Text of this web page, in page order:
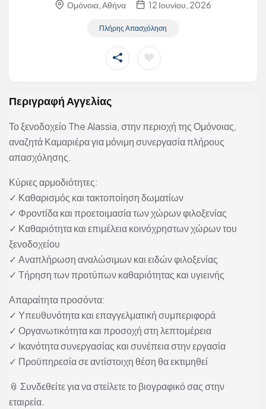
Ομόνοια, Αθήνα 12 Ιουνίου, 2026
Πλήρης Απασχόληση
Περιγραφή Αγγελίας
Το ξενοδοχείο The Alassia, στην περιοχή της Ομόνοιας,
αναζητά Καμαριέρα για μόνιμη συνεργασία πλήρους
απασχόλησης.
Κύριες αρμοδιότητες:
✓ Καθαρισμός και τακτοποίηση δωματίων
✓ Φροντίδα και προετοιμασία των χώρων φιλοξενίας
✓ Καθαριότητα και επιμέλεια κοινόχρηστων χώρων του
ξενοδοχείου
✓ Αναπλήρωση αναλώσιμων και ειδών φιλοξενίας
✓ Τήρηση των προτύπων καθαριότητας και υγιεινής
Απαραίτητα προσόντα:
✓ Υπευθυνότητα και επαγγελματική συμπεριφορά
✓ Οργανωτικότητα και προσοχή στη λεπτομέρεια
✓ Ικανότητα συνεργασίας και συνέπεια στην εργασία
✓ Προϋπηρεσία σε αντίστοιχη θέση θα εκτιμηθεί
📎 Συνδεθείτε για να στείλετε το βιογραφικό σας στην
εταιρεία.